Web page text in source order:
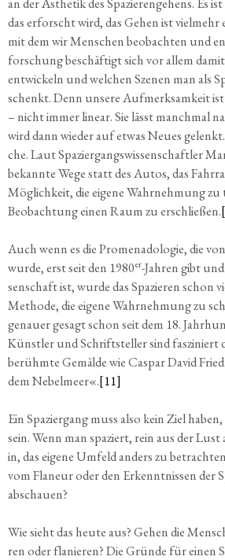
das erforscht wird, das Gehen ist
mit dem wir Men­schen beob­ach­ten und
for­schung beschäf­tigt sich vor allem
ent­wi­ckeln und wel­chen Sze­nen man als
schenkt. Denn unse­re Auf­merk­sam­keit
– nicht immer line­ar. Sie lässt manch­mal
wird dann wie­der auf etwas Neu­es gelenkt.
che. Laut Spa­zier­gangs­wis­sen­schaft­ler
bekann­te Wege statt des Autos, das
Mög­lich­keit, die eige­ne Wahr­neh­mung
Beob­ach­tung einen Raum zu erschlie­ßen.
Auch wenn es die Pro­me­n­a­do­lo­gie, die
wur­de, erst seit den 1980er-Jah­ren gibt
sen­schaft ist, wur­de das Spa­zie­ren schon
Metho­de, die eige­ne Wahr­neh­mung zu
genau­er gesagt schon seit dem 18.
Künst­ler und Schrift­stel­ler sind fas­zi­niert
berühm­te Gemäl­de wie Cas­par David
dem Nebel­meer«.[11]
Ein Spa­zier­gang muss also kein Ziel
sein. Wenn man spa­ziert, rein aus der
in, das eige­ne Umfeld anders zu
vom Fla­neur oder den Erkennt­nis­sen der
abschauen?
Wie sieht das heu­te aus? Gehen die
ren oder fla­nie­ren? Die Grün­de für einen